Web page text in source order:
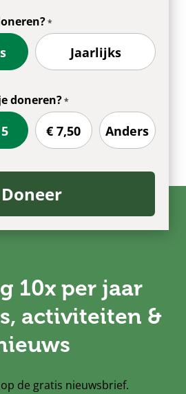
Jaarlijks
doneren?
€ 7,50 Anders
Doneer
10x per jaar
activiteiten &
de gratis nieuwsbrief.